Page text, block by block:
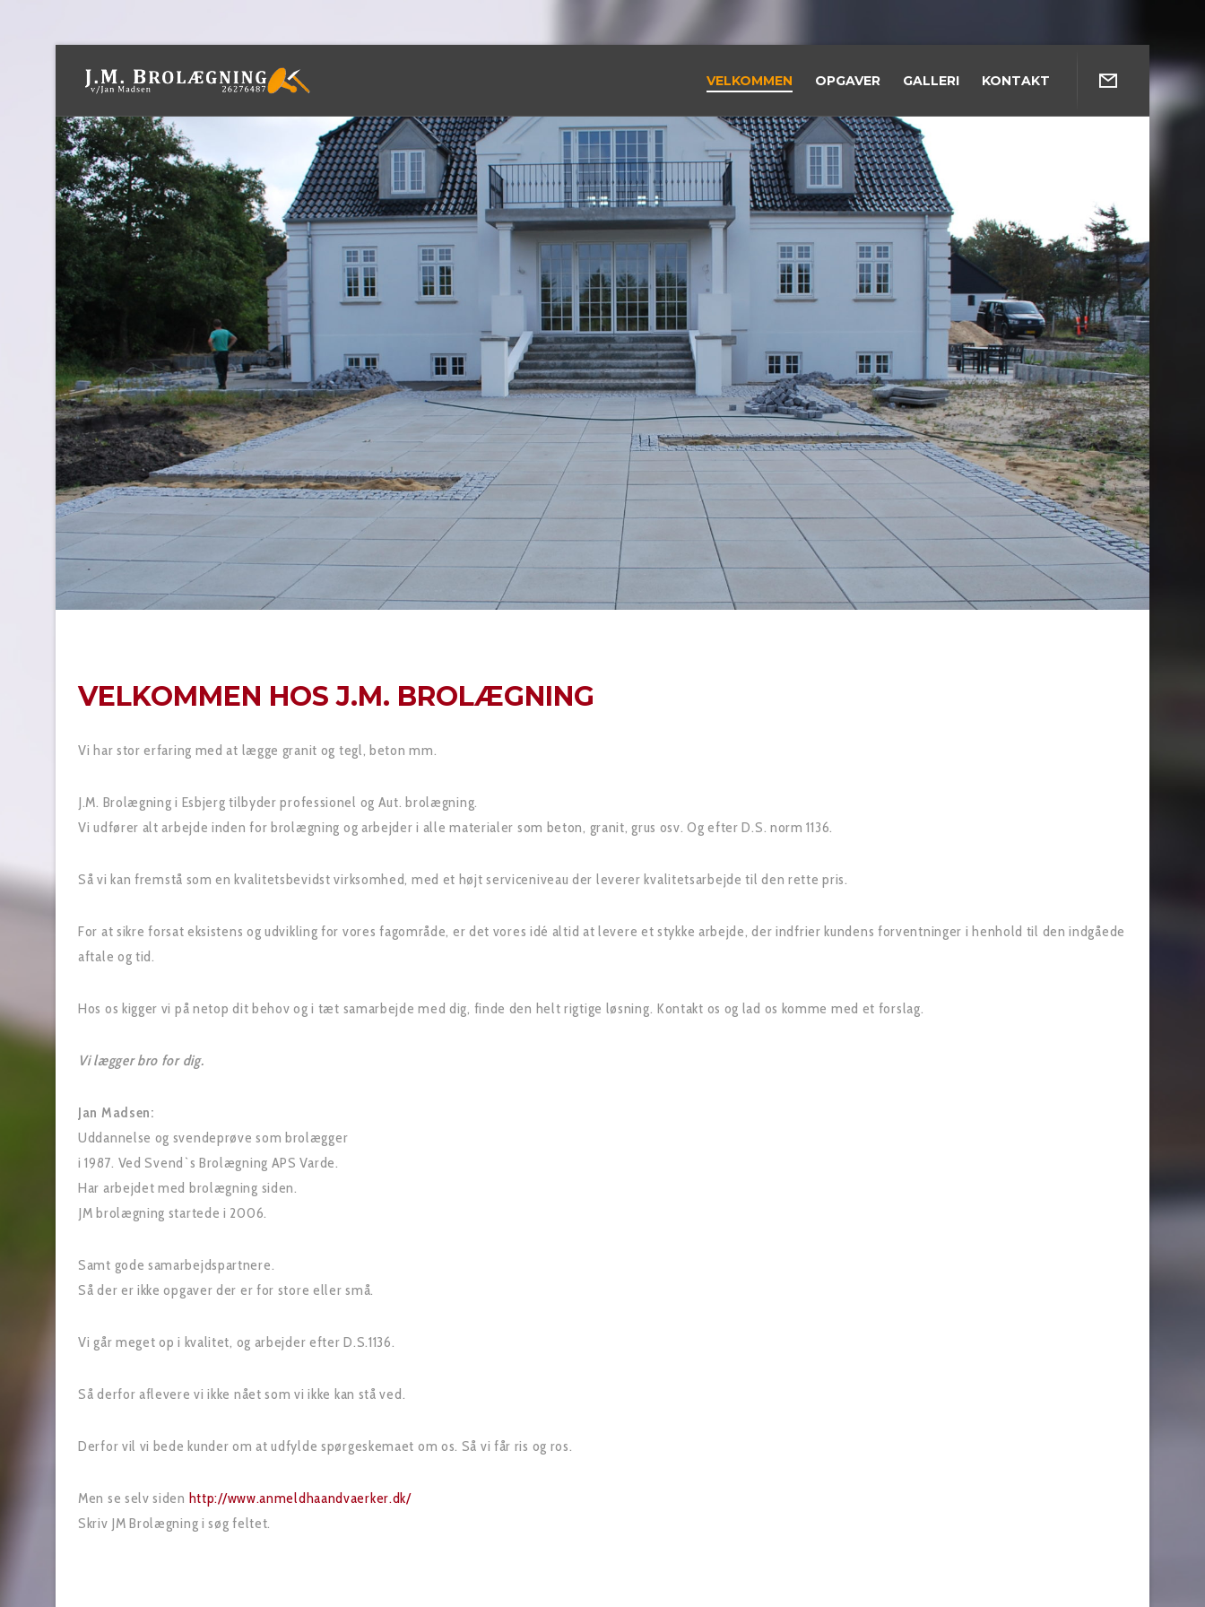
VELKOMMEN OPGAVER GALLERI KONTAKT
VELKOMMEN HOS J.M. BROLÆGNING
Vi har stor erfaring med at lægge granit og tegl, beton mm.
J.M. Brolægning i Esbjerg tilbyder professionel og Aut. brolægning.
Vi udfører alt arbejde inden for brolægning og arbejder i alle materialer som beton, granit, grus osv. Og efter D.S. norm 1136.
Så vi kan fremstå som en kvalitetsbevidst virksomhed, med et højt serviceniveau der leverer kvalitetsarbejde til den rette pris.
For at sikre forsat eksistens og udvikling for vores fagområde, er det vores idé altid at levere et stykke arbejde, der indfrier kundens forventninger i henhold til den indgåede
aftale og tid.
Hos os kigger vi på netop dit behov og i tæt samarbejde med dig, finde den helt rigtige løsning. Kontakt os og lad os komme med et forslag.
Vi lægger bro for dig.
Jan Madsen:
Uddannelse og svendeprøve som brolægger
i 1987. Ved Svend`s Brolægning APS Varde.
Har arbejdet med brolægning siden.
JM brolægning startede i 2006.
Samt gode samarbejdspartnere.
Så der er ikke opgaver der er for store eller små.
Vi går meget op i kvalitet, og arbejder efter D.S.1136.
Så derfor aflevere vi ikke nået som vi ikke kan stå ved.
Derfor vil vi bede kunder om at udfylde spørgeskemaet om os. Så vi får ris og ros.
Men se selv siden http://www.anmeldhaandvaerker.dk/
Skriv JM Brolægning i søg feltet.